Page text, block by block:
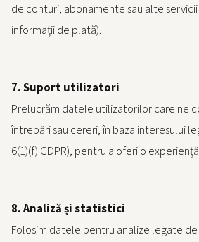
de conturi, abonamente sau alte
informații de plată).
7. Suport utilizatori
Prelucrăm datele utilizatorilor care ne
întrebări sau cereri, în baza interesului
6(1)(f) GDPR), pentru a oferi o
8. Analiză și statistici
Folosim datele pentru analize legate